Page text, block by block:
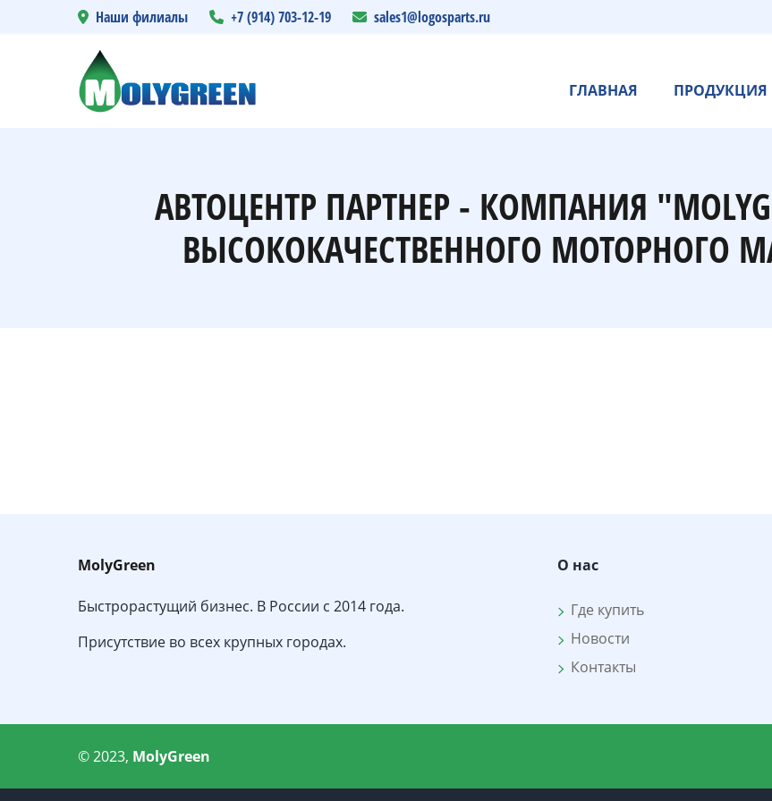
ГЛАВНАЯ ПРОДУКЦИЯ
Наши филиалы +7 (914) 703-12-19 sales1@logosparts.ru
АВТОЦЕНТР ПАРТНЕР - КОМПАНИЯ
ВЫСОКОКАЧЕСТВЕННОГО МОТОРНОГО
MolyGreen
Быстрорастущий бизнес. В России с 2014 года.
Присутствие во всех крупных городах.
О нас
Где купить
Новости
Контакты
© 2023, MolyGreen